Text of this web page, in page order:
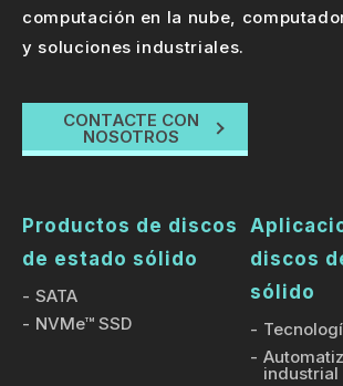
computación en la nube,
y soluciones industriales.
CONTACTE CON
NOSOTROS
Productos de discos
de estado sólido
SATA
NVMe™ SSD
discos
sólido
industrial